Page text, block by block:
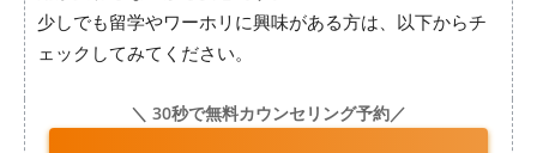
少しでも留学やワーホリに興味がある方は、以下からチ
ェックしてみてください。
＼ 30秒で無料カウンセリング予約／